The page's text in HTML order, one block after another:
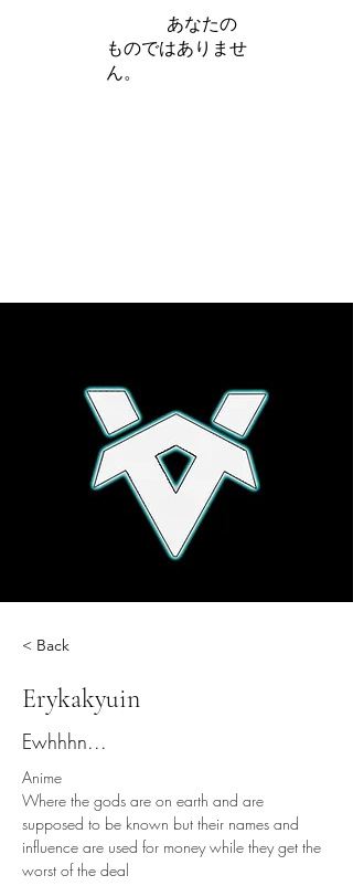
あなたの
ものではありませ
ん。
< Back
Erykakyuin
Ewhhhn...
Anime
Where the gods are on earth and are
supposed to be known but their names and
influence are used for money while they get the
worst of the deal